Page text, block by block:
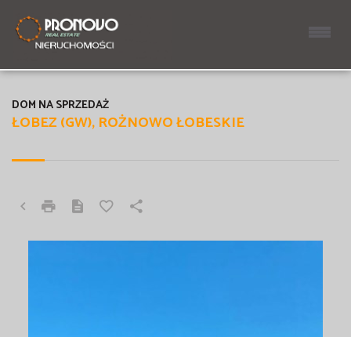
ŁOBEZ (GW), ROŻNOWO ŁOBESKIE
DOM NA SPRZEDAŻ